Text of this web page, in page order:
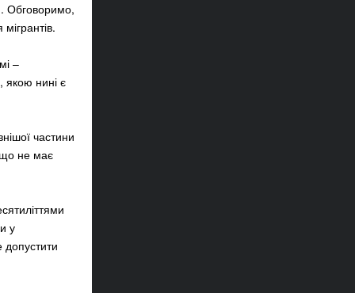
. Обговоримо,
–
якою нині є
частини
що не має
у
допустити